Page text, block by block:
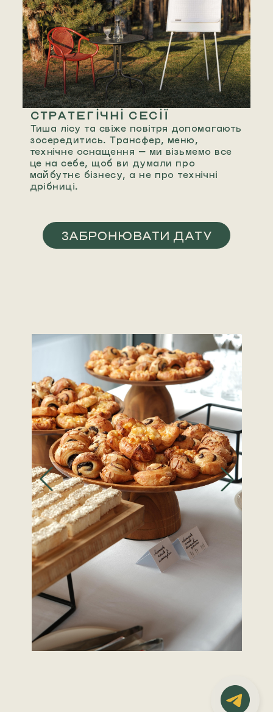
СТРАТЕГІЧНІ СЕСІЇ
Тиша лісу та свіже повітря допомагають
зосередитись. Трансфер, меню,
технічне оснащення — ми візьмемо все
це на себе, щоб ви думали про
майбутнє бізнесу, а не про технічні
дрібниці.
ЗАБРОНЮВАТИ ДАТУ